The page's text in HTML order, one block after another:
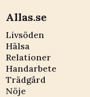
Allas.se
Livsöden
Hälsa
Relationer
Handarbete
Trädgård
Nöje